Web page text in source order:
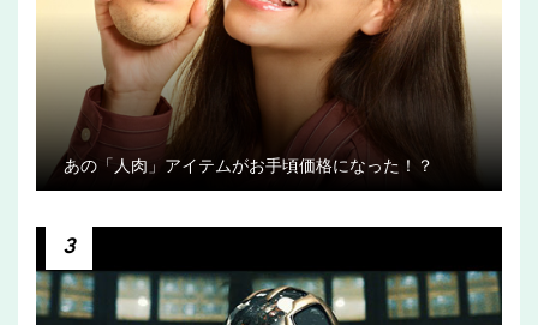
あの「人肉」アイテムがお手頃価格になった！？
3